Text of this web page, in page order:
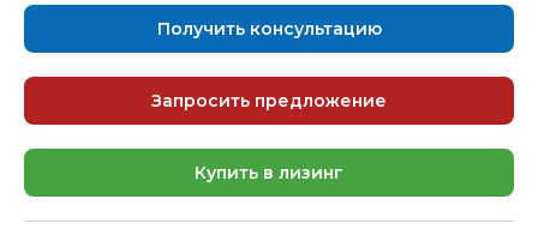
Получить консультацию
Запросить предложение
Купить в лизинг